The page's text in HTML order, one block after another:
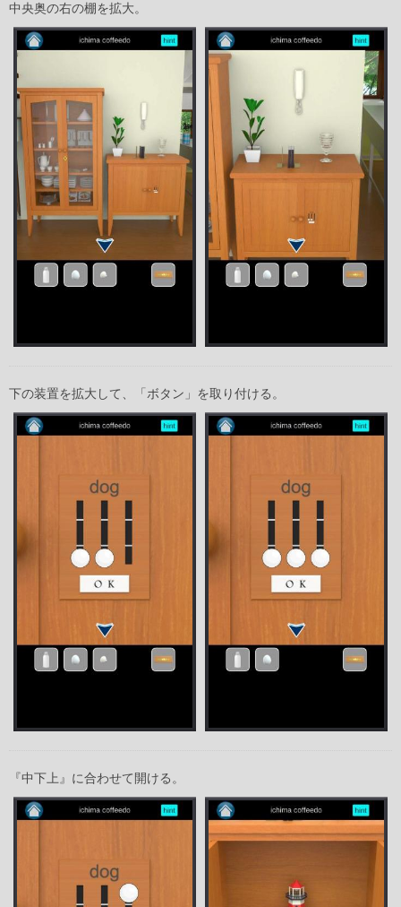
中央奥の右の棚を拡大。
下の装置を拡大して、「ボタン」を取り付ける。
『中下上』に合わせて開ける。